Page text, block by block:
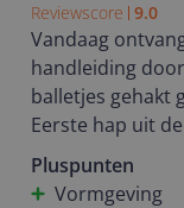
Echter op de
Het registreren
De
vervallen.
Op vertoon van
5 jaar garantie!
Reviewscore 9.0
Vandaag
handleiding
balletjes gehakt
Eerste hap uit
ook een aanrader.
Pluspunten
Vormgeving